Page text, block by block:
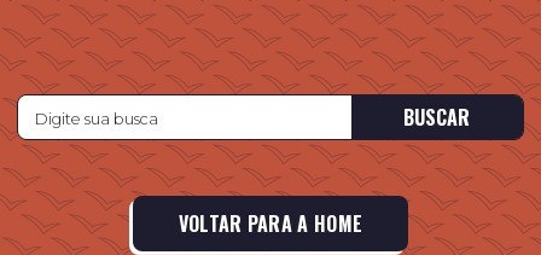
BUSCAR
VOLTAR PARA A HOME